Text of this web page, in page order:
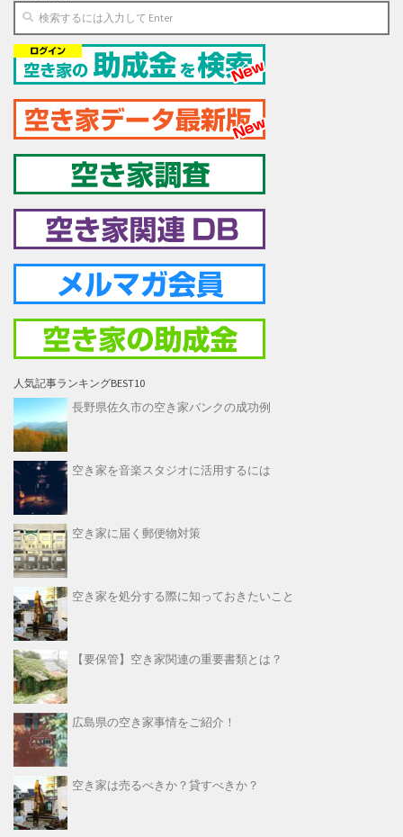
人気記事ランキングBEST10
長野県佐久市の空き家バンクの成功例
空き家を音楽スタジオに活用するには
空き家に届く郵便物対策
空き家を処分する際に知っておきたいこと
【要保管】空き家関連の重要書類とは？
広島県の空き家事情をご紹介！
空き家は売るべきか？貸すべきか？